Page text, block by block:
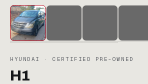
HYUNDAI · CERTIFIED PRE-OWNED
H1